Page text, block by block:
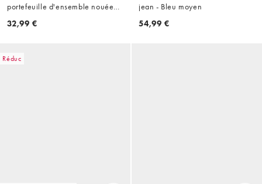
portefeuille d'ensemble nouée
sur le côté - Jaune
32,99 €
jean - Bleu moyen
54,99 €
Réduc